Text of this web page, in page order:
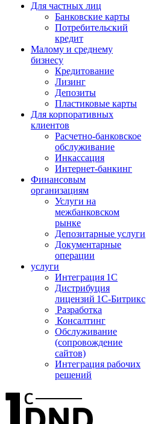
Для частных лиц
Банковские карты
Потребительский
кредит
Малому и среднему
бизнесу
Кредитование
Лизинг
Депозиты
Пластиковые карты
Для корпоративных
клиентов
Расчетно-банковское
обслуживание
Инкассация
Интернет-банкинг
Финансовым
организациям
Услуги на
межбанковском
рынке
Депозитарные услуги
Документарные
операции
услуги
Интеграция 1С
Дистрибуция
лицензий 1С‑Битрикс
Разработка
Консалтинг
Обслуживание
(сопровождение
сайтов)
Интеграция рабочих
решений